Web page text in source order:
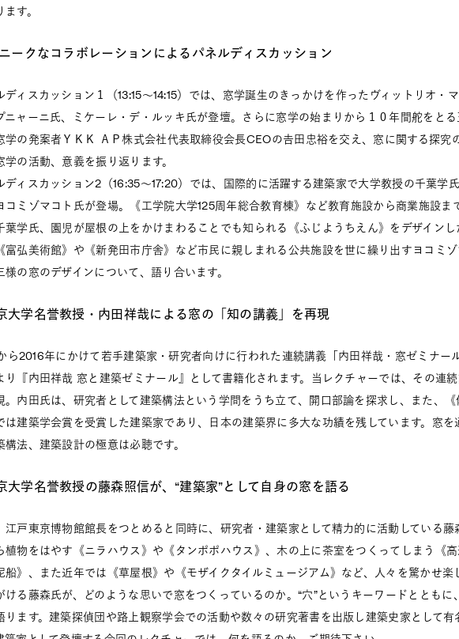
す。
ークなコラボレーションによるパネルディスカッション
ディスカッション１（13:15～14:15）では、窓学誕生のきっかけを作ったヴィットリオ・マ
ニャーニ氏、ミケーレ・デ・ルッキ氏が登壇。さらに窓学の始まりから１０年間舵をと
学の発案者ＹＫＫ ＡＰ株式会社代表取締役会長CEOの𠮷田忠裕を交え、窓に関する探究
学の活動、意義を振り返ります。
ディスカッション2（16:35～17:20）では、国際的に活躍する建築家で大学教授の千葉学
コミゾマコト氏が登場。《工学院大学125周年総合教育棟》など教育施設から商業施設ま
葉学氏、園児が屋根の上をかけまわることでも知られる《ふじようちえん》をデザイン
富弘美術館》や《新発田市庁舎》など市民に親しまれる公共施設を世に繰り出すヨコミゾ
様の窓のデザインについて、語り合います。
大学名誉教授・内田祥哉による窓の「知の講義」を再現
ら2016年にかけて若手建築家・研究者向けに行われた連続講義「内田祥哉・窓ゼミナー
り『内田祥哉 窓と建築ゼミナール』として書籍化されます。当レクチャーでは、その連
。内田氏は、研究者として建築構法という学問をうち立て、開口部論を探求し、また、
は建築学会賞を受賞した建築家であり、日本の建築界に多大な功績を残しています。窓を
構法、建築設計の極意は必聴です。
大学名誉教授の藤森照信が、“建築家”として自身の窓を語る
江戸東京博物館館長をつとめると同時に、研究者・建築家として精力的に活動している藤
植物をはやす《ニラハウス》や《タンポポハウス》、木の上に茶室をつくってしまう《
船》、また近年では《草屋根》や《モザイクタイルミュージアム》など、人々を驚かせ楽
ける藤森氏が、どのような思いで窓をつくっているのか。“穴”というキーワードとともに
ります。建築探偵団や路上観察学会での活動や数々の研究著書を出版し建築史家として有